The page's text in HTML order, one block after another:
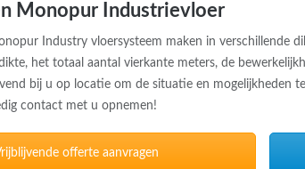
Monopur Industrievloer
Industry vloersysteem maken in verschillende
het totaal aantal vierkante meters, de
bij u op locatie om de situatie en mogelijkheden
contact met u opnemen!
offerte aanvragen